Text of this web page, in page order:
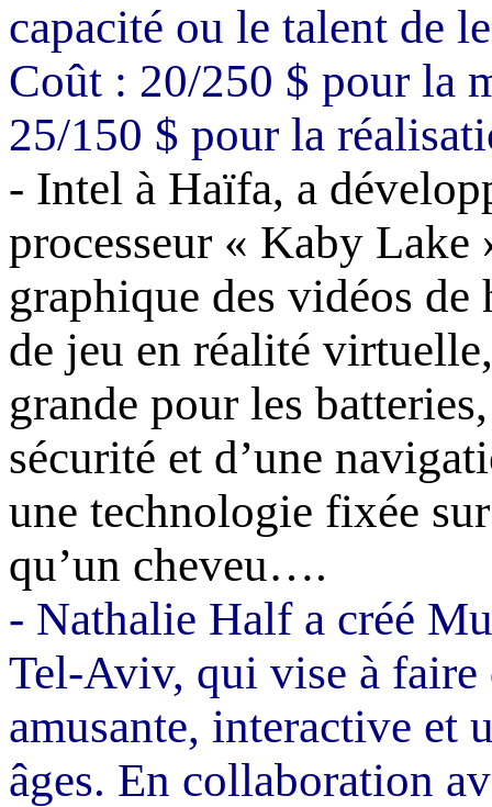
capacité ou le talent de
Coût : 20/250 $ pour la
25/150 $ pour la
- Intel à Haïfa, a
processeur « Kaby Lake
graphique des vidéos de
de jeu en réalité
grande pour les
sécurité et d’une
une technologie fixée
qu’un cheveu….
- Nathalie Halfa créé
Tel-Aviv, qui vise à faire
amusante, interactive et
âges. En collaboration